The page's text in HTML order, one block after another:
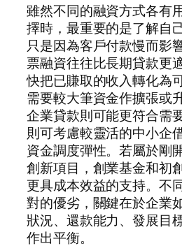
雖然不同的融資方式各有
擇時，最重要的是了解自
只是因為客戶付款慢而影
票融資往往比長期貸款更
快把已賺取的收入轉化為
需要較大筆資金作擴張或
企業貸款則可能更符合需
則可考慮較靈活的中小企
資金調度彈性。若屬於剛
創新項目，創業基金和初
更具成本效益的支持。不
對的優劣，關鍵在於企業
狀況、還款能力、發展目
作出平衡。